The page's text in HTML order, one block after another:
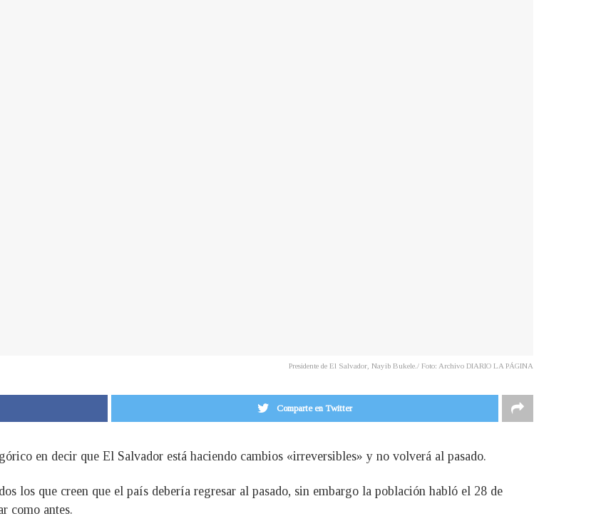
Presidente de El Salvador, Nayib Bukele./ Foto: Archivo DIARIO LA PÁGINA
Comparte en Twitter
en decir que El Salvador está haciendo cambios «irreversibles» y no volverá al pasado.
los que creen que el país debería regresar al pasado, sin embargo la población habló el 28 de
como antes.